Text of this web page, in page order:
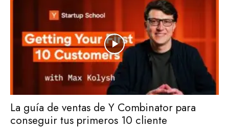
La guía de ventas de Y Combinator para
conseguir tus primeros 10 cliente